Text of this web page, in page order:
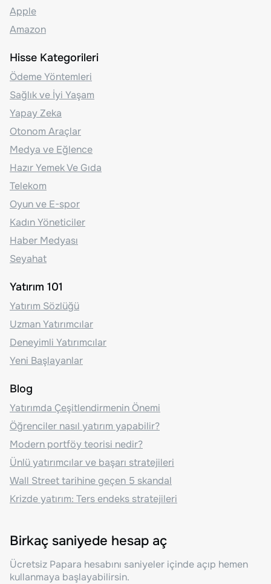
Apple
Amazon
Hisse Kategorileri
Ödeme Yöntemleri
Sağlık ve İyi Yaşam
Yapay Zeka
Otonom Araçlar
Medya ve Eğlence
Hazır Yemek Ve Gıda
Telekom
Oyun ve E-spor
Kadın Yöneticiler
Haber Medyası
Seyahat
Yatırım 101
Yatırım Sözlüğü
Uzman Yatırımcılar
Deneyimli Yatırımcılar
Yeni Başlayanlar
Blog
Yatırımda Çeşitlendirmenin Önemi
Öğrenciler nasıl yatırım yapabilir?
Modern portföy teorisi nedir?
Ünlü yatırımcılar ve başarı stratejileri
Wall Street tarihine geçen 5 skandal
Krizde yatırım: Ters endeks stratejileri
Birkaç saniyede hesap aç
Ücretsiz Papara hesabını saniyeler içinde açıp hemen
kullanmaya başlayabilirsin.